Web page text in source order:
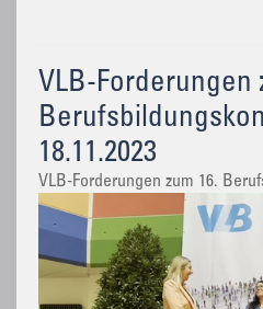
VLB-Forderungen
18.11.2023
VLB-Forderungen zum 16.